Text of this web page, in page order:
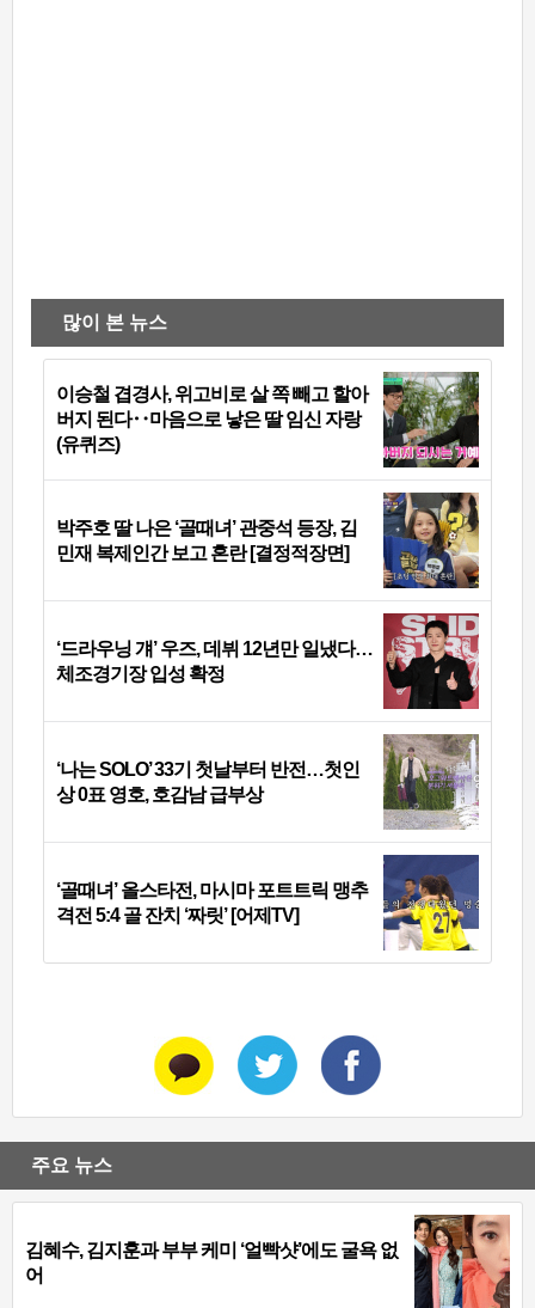
많이 본 뉴스
이승철 겹경사, 위고비로 살 쪽 빼고 할아
버지 된다‥마음으로 낳은 딸 임신 자랑
(유퀴즈)
박주호 딸 나은 ‘골때녀’ 관중석 등장, 김
민재 복제인간 보고 혼란 [결정적장면]
‘드라우닝 걔’ 우즈, 데뷔 12년만 일냈다…
체조경기장 입성 확정
‘나는 SOLO’ 33기 첫날부터 반전…첫인
상 0표 영호, 호감남 급부상
‘골때녀’ 올스타전, 마시마 포트트릭 맹추
격전 5:4 골 잔치 ‘짜릿’ [어제TV]
주요 뉴스
김혜수, 김지훈과 부부 케미 ‘얼빡샷’에도 굴욕 없
어